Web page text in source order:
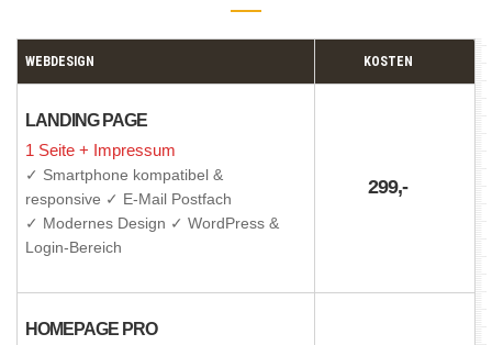
WEBDESIGN KOSTEN
LANDING PAGE
1 Seite + Impressum
✓ Smartphone kompatibel &
responsive ✓ E-Mail Postfach
✓ Modernes Design ✓ WordPress &
Login-Bereich
299,-
HOMEPAGE PRO